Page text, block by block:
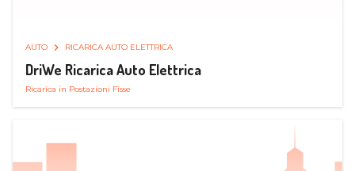
AUTO RICARICA AUTO ELETTRICA
DriWe Ricarica Auto Elettrica
Ricarica in Postazioni Fisse